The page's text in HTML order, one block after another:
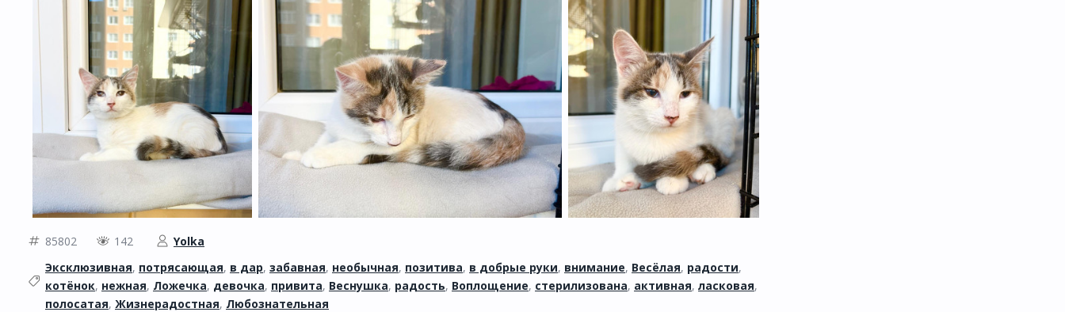
85802 142
Yolka
Эксклюзивная, потрясающая, в дар, забавная, необычная, позитива, в добрые руки, внимание, Весёлая, радости,
котёнок, нежная, Ложечка, девочка, привита, Веснушка, радость, Воплощение, стерилизована, активная, ласковая,
полосатая, Жизнерадостная, Любознательная